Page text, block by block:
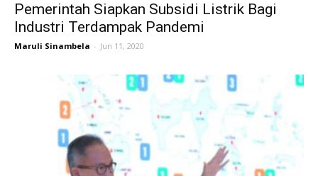
Pemerintah Siapkan Subsidi Listrik Bagi
Industri Terdampak Pandemi
Maruli Sinambela - Jun 11, 2020